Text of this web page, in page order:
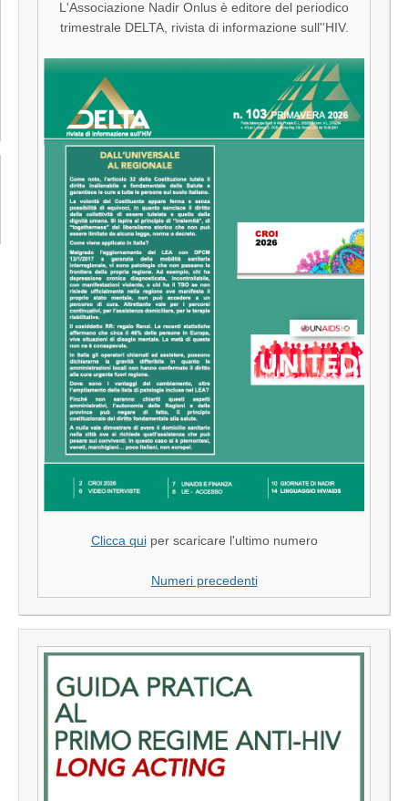
L'Associazione Nadir Onlus è editore del periodico
trimestrale DELTA, rivista di informazione sull''HIV.
Clicca quiper scaricare l'ultimo numero
Numeri precedenti